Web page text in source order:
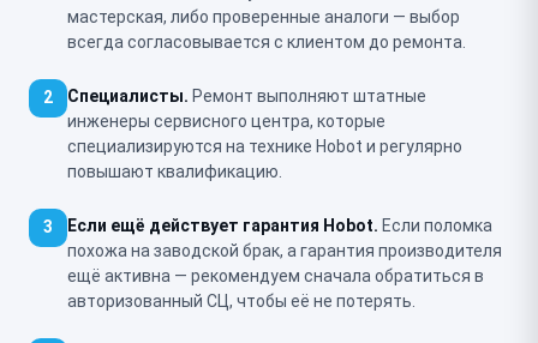
мастерская, либо проверенные аналоги — выбор
всегда согласовывается с клиентом до ремонта.
2 Специалисты. Ремонт выполняют штатные
инженеры сервисного центра, которые
специализируются на технике Hobot и регулярно
повышают квалификацию.
3 Если ещё действует гарантия Hobot. Если поломка
похожа на заводской брак, а гарантия производителя
ещё активна — рекомендуем сначала обратиться в
авторизованный СЦ, чтобы её не потерять.